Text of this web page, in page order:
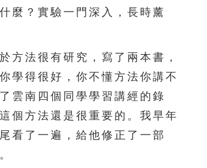
271 272 273 274 275
281 282 283 284 285
286 287 288 289 290
291 292 293 294 295
麼？實驗一門深入，長時薰
法很有研究，寫了兩本書，
學得很好，你不懂方法你講不
雲南四個同學學習講經的錄
個方法還是很重要的。我早年
看了一遍，給他修正了一部